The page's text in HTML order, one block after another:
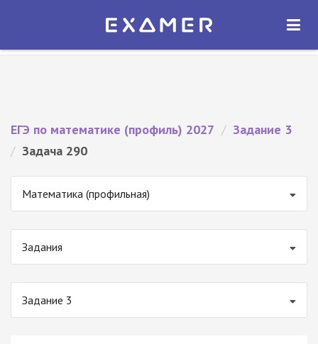
Экзамер — ЕГЭ 2027
ОТКРЫТЬ
ЕГЭ по математике (профиль) 2027 / Задание 3
/ Задача 290
Математика (профильная)
Задания
Задание 3